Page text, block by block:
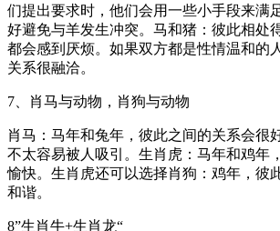
们提出要求时，他们会用一些小手段来满
好避免与羊发生冲突。马和猪：彼此相处
都会感到厌烦。如果双方都是性情温和的
关系很融洽。
7、肖马与动物，肖狗与动物
肖马：马年和兔年，彼此之间的关系会很
不太容易被人吸引。生肖虎：马年和鸡年
愉快。生肖虎还可以选择肖狗：鸡年，彼
和谐。
8”生肖牛+生肖龙“